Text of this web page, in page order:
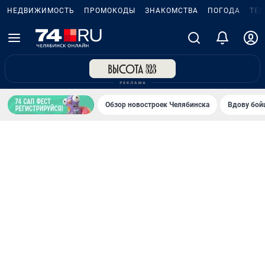
НЕДВИЖИМОСТЬ ПРОМОКОДЫ ЗНАКОМСТВА ПОГОДА
Обзор новостроек Челябинска Вдову